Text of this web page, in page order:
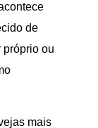
de
próprio ou
mais